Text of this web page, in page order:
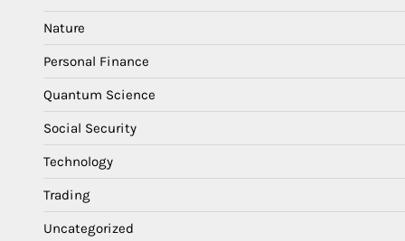
Nature
Personal Finance
Quantum Science
Social Security
Technology
Trading
Uncategorized